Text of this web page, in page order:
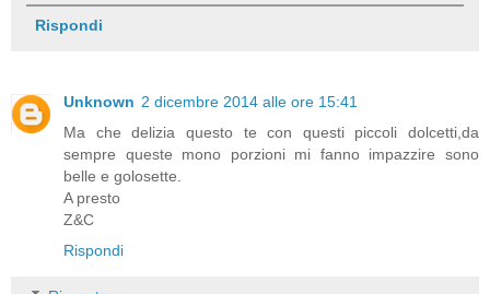
Rispondi
Unknown 2 dicembre 2014 alle ore 15:41
Ma che delizia questo te con questi piccoli dolcetti,da
sempre queste mono porzioni mi fanno impazzire sono
belle e golosette.
A presto
Z&C
Rispondi